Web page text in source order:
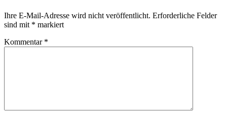
Ihre E-Mail-Adresse wird nicht veröffentlicht. Erforderliche Felder
sind mit * markiert
Kommentar *